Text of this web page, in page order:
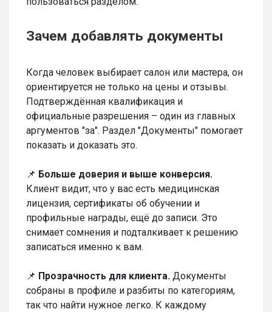
Зачем добавлять документы
Когда человек выбирает салон или мастера, он
ориентируется не только на цены и отзывы.
Подтверждённая квалификация и
официальные разрешения – один из главных
аргументов "за". Раздел "Документы" помогает
показать и доказать это.
📌 Больше доверия и выше конверсия.
Клиент видит, что у вас есть медицинская
лицензия, сертификаты об обучении и
профильные награды, ещё до записи. Это
снимает сомнения и подталкивает к решению
записаться именно к вам.
📌 Прозрачность для клиента. Документы
собраны в профиле и разбиты по категориям,
так что найти нужное легко. К каждому